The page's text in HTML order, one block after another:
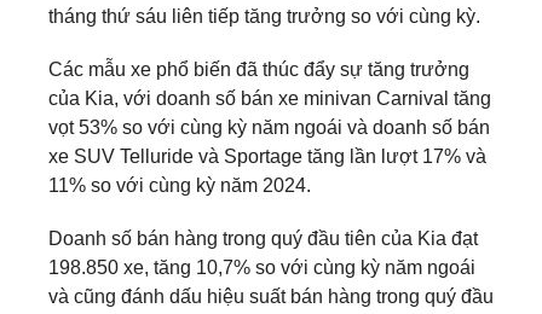
tháng thứ sáu liên tiếp tăng trưởng so với cùng kỳ.
Các mẫu xe phổ biến đã thúc đẩy sự tăng trưởng
của Kia, với doanh số bán xe minivan Carnival tăng
vọt 53% so với cùng kỳ năm ngoái và doanh số bán
xe SUV Telluride và Sportage tăng lần lượt 17% và
11% so với cùng kỳ năm 2024.
Doanh số bán hàng trong quý đầu tiên của Kia đạt
198.850 xe, tăng 10,7% so với cùng kỳ năm ngoái
và cũng đánh dấu hiệu suất bán hàng trong quý đầu